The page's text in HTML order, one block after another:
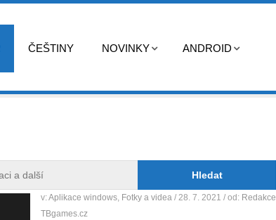
ČEŠTINY NOVINKY ANDROID
v:Aplikace windows, Fotky a videa / 28. 7. 2021 / od: Redakce
TBgames.cz